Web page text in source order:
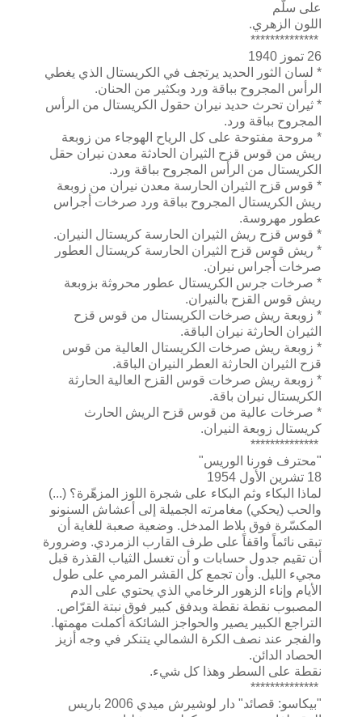
على سلّم
اللون الزهري.
**************
26 تموز 1940
* لسان الثور الحديد يرتجف في الكريستال الذي يغطي
الرأس المجروح بباقة ورد وبكثير من الحنان.
* ثيران تحرث حديد نيران حقول الكريستال من الرأس
المجروح بباقة ورد.
* مروحة مفتوحة على كل الرياح الهوجاء من زوبعة
ريش من قوس قزح الثيران الحادثة معدن نيران حقل
الكريستال من الرأس المجروح بباقة ورد.
* قوس قزح الثيران الحارسة معدن نيران من زوبعة
ريش الكريستال المجروح بباقة ورد صرخات أجراس
عطور مهروسة.
* قوس قزح ريش الثيران الحارسة كريستال النيران.
* ريش قوس قزح الثيران الحارسة كريستال العطور
صرخات أجراس نيران.
* صرخات جرس الكريستال عطور محروثة بزوبعة
ريش قوس القزح بالنيران.
* زوبعة ريش صرخات الكريستال من قوس قزح
الثيران الحارثة نيران الباقة.
* زوبعة ريش صرخات الكريستال العالية من قوس
قزح الثيران الحارثة العطر النيران الباقة.
* زوبعة ريش صرخات قوس القزح العالية الحارثة
الكريستال نيران باقة.
* صرخات عالية من قوس قزح الريش الحارث
كريستال زوبعة النيران.
**************
"محترف فورنا الوريس"
18 تشرين الأول 1954
لماذا البكاء وثم البكاء على شجرة اللوز المزهّرة؟ (...)
والحب (يحكي) مغامرته الجميلة إلى أعشاش السنونو
المكسّرة فوق بلاط المدخل. وضعية صعبة للغاية أن
تبقى نائماً واقفاً على طرف القارب الزمردي. وضرورة
أن تقيم جدول حسابات و أن تغسل الثياب القذرة قبل
مجيء الليل. وأن تجمع كل القشر المرمي على طول
الأيام وإناء الزهور الرخامي الذي يحتوي على الدم
المصبوب نقطة نقطة وبدفق كبير فوق نبتة القرّاص.
التراجع الكبير يصير والحواجز الشائكة أكملت مهمتها.
والفجر عند نصف الكرة الشمالي يتنكر في وجه أزيز
الحصاد الدائن.
نقطة على السطر وهذا كل شيء.
**************
"بيكاسو: قصائد" دار لوشيرش ميدي 2006 باريس